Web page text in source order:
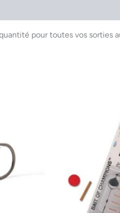
pour toutes vos sorties